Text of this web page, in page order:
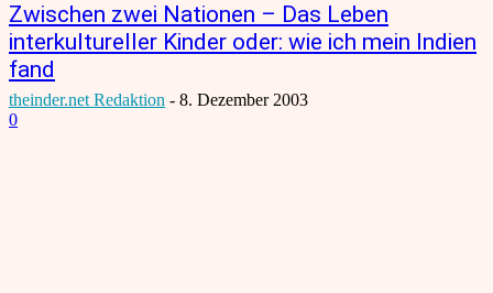
Zwischen zwei Nationen – Das Leben
interkultureller Kinder oder: wie ich mein Indien
fand
theinder.net Redaktion - 8. Dezember 2003
0